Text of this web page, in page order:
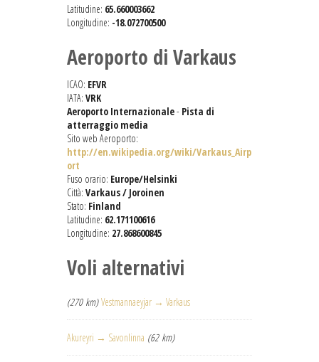
Latitudine: 65.660003662
Longitudine: -18.072700500
Aeroporto di Varkaus
ICAO: EFVR
IATA: VRK
Aeroporto Internazionale- Pista di
atterraggio media
Sito web Aeroporto:
http://en.wikipedia.org/wiki/Varkaus_Airp
ort
Fuso orario: Europe/Helsinki
Città: Varkaus / Joroinen
Stato: Finland
Latitudine: 62.171100616
Longitudine: 27.868600845
Voli alternativi
(270 km) Vestmannaeyjar → Varkaus
Akureyri → Savonlinna (62 km)